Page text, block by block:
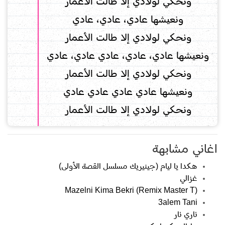
ونعيشها عادي، عادي، عادي
ونحكي لولادي إلا طالت الأعمار
ونعيشها عادي، عادي، عادي عادي، عادي
ونحكي لولادي إلا طالت الأعمار
ونعيشها عادي عادي عادي عادي
ونحكي لولادي إلا طالت الأعمار
اغاني مشابهة
هكدا يا ليام (جينيريك مسلسل القصة الأولى)
غزالي
Mazelni Kima Bekri (Remix Master T)
3alem Tani
ناري نار